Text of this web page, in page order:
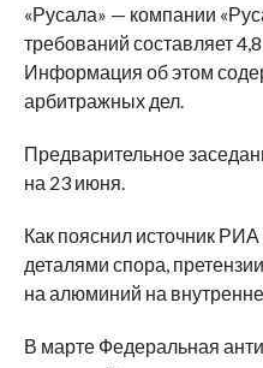
«Русала» — компании
требований составляет
Информация об этом
арбитражных дел.
Предварительное
на 23 июня.
Как пояснил источник
деталями спора,
на алюминий на
В марте Федеральная